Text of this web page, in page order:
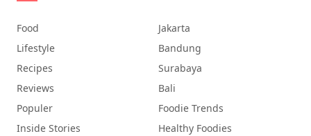
Food
Lifestyle
Recipes
Reviews
Populer
Inside Stories
Jakarta
Bandung
Surabaya
Bali
Foodie Trends
Healthy Foodies